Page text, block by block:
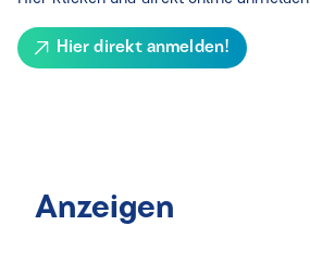
Hier direkt anmelden!
Anzeigen